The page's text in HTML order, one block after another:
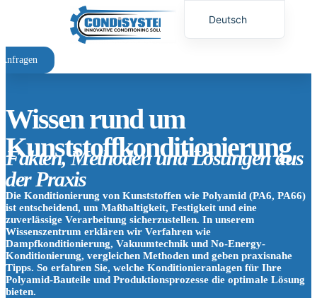
Wissen rund um
Kunststoffkonditionierung
Fakten, Methoden und Lösungen aus
der Praxis
Die Konditionierung von Kunststoffen wie Polyamid (PA6, PA66)
ist entscheidend, um Maßhaltigkeit, Festigkeit und eine
zuverlässige Verarbeitung sicherzustellen. In unserem
Wissenszentrum erklären wir Verfahren wie
Dampfkonditionierung, Vakuumtechnik und No-Energy-
Konditionierung, vergleichen Methoden und geben praxisnahe
Tipps. So erfahren Sie, welche Konditionieranlagen für Ihre
Polyamid-Bauteile und Produktionsprozesse die optimale Lösung
bieten.
Deutsch